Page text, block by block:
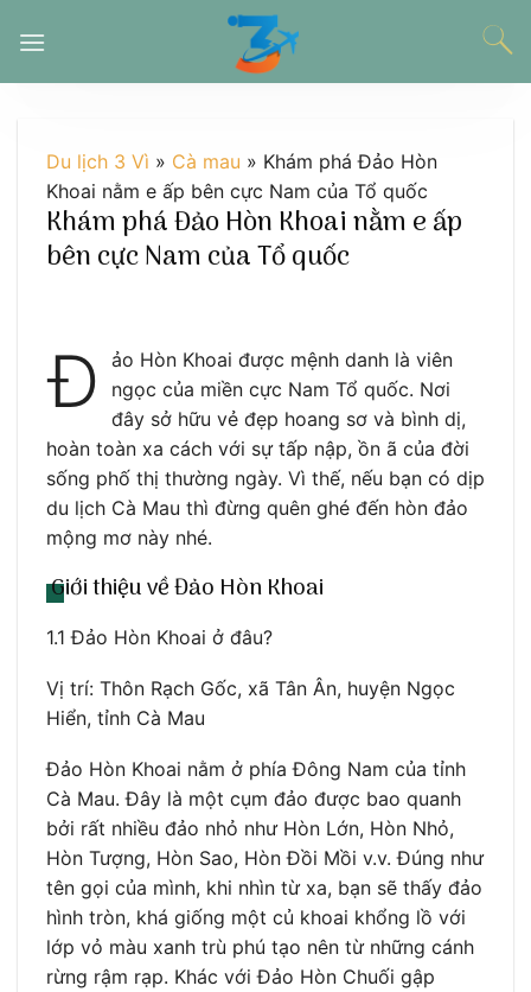
đến
Du lịch 3 Vì » Cà mau » Khám phá Đảo Hòn
Khoai nằm e ấp bên cực Nam của Tổ quốc
Khám phá Đảo Hòn Khoai nằm e ấp
bên cực Nam của Tổ quốc
Đ
ảo Hòn Khoai được mệnh danh là viên
ngọc của miền cực Nam Tổ quốc. Nơi
đây sở hữu vẻ đẹp hoang sơ và bình dị,
hoàn toàn xa cách với sự tấp nập, ồn ã của đời
sống phố thị thường ngày. Vì thế, nếu bạn có dịp
du lịch Cà Mau thì đừng quên ghé đến hòn đảo
mộng mơ này nhé.
Giới thiệu về Đảo Hòn Khoai
1.1 Đảo Hòn Khoai ở đâu?
Vị trí: Thôn Rạch Gốc, xã Tân Ân, huyện Ngọc
Hiển, tỉnh Cà Mau
Đảo Hòn Khoai nằm ở phía Đông Nam của tỉnh
Cà Mau. Đây là một cụm đảo được bao quanh
bởi rất nhiều đảo nhỏ như Hòn Lớn, Hòn Nhỏ,
Hòn Tượng, Hòn Sao, Hòn Đồi Mồi v.v. Đúng như
tên gọi của mình, khi nhìn từ xa, bạn sẽ thấy đảo
hình tròn, khá giống một củ khoai khổng lồ với
lớp vỏ màu xanh trù phú tạo nên từ những cánh
rừng rậm rạp. Khác với Đảo Hòn Chuối gập